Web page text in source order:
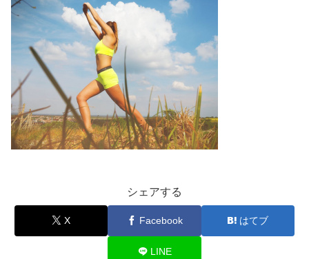
シェアする
X Facebook はてブ
LINE